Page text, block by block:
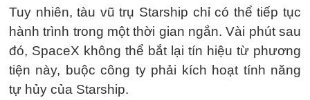
Tuy nhiên, tàu vũ trụ Starship chỉ có thể tiếp tục
hành trình trong một thời gian ngắn. Vài phút sau
đó, SpaceX không thể bắt lại tín hiệu từ phương
tiện này, buộc công ty phải kích hoạt tính năng
tự hủy của Starship.